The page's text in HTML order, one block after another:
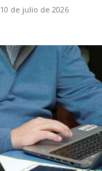
10 de julio de 2026